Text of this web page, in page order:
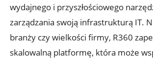
wydajnego i przyszłościowego
zarządzania swoją infrastrukturą IT.
branży czy wielkości firmy, R360
skalowalną platformę, która może